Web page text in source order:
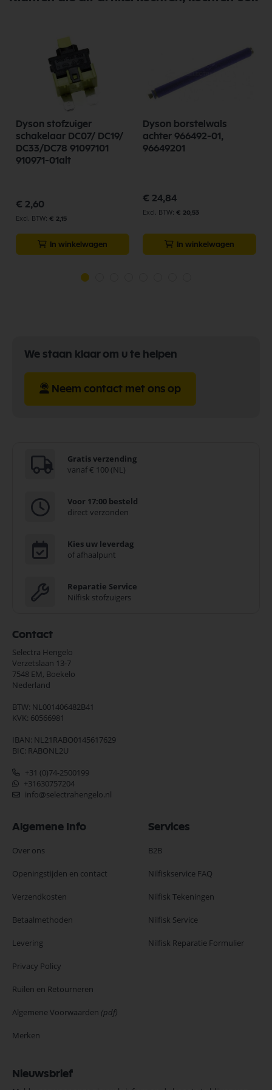
Dyson stofzuiger
schakelaar DC07/ DC19/
DC33/DC78 91097101
910971-01alt
€ 2,60
€ 2,15
In winkelwagen
Dyson borstelwals
achter 966492-01,
96649201
€ 24,84
€ 20,53
In winkelwagen
We staan klaar om u te helpen
Neem contact met ons op
Gratis verzending
vanaf € 100 (NL)
Voor 17:00 besteld
direct verzonden
Kies uw leverdag
of afhaalpunt
Reparatie Service
Nilfisk stofzuigers
Contact
Selectra Hengelo
Verzetslaan 13-7
7548 EM, Boekelo
Nederland
BTW: NL001406482B41
KVK: 60566981
IBAN: NL21RABO0145617629
BIC: RABONL2U
+31 (0)74-2500199
+31630757204
info@selectrahengelo.nl
Algemene Info
Over ons
Openingstijden en contact
Verzendkosten
Betaalmethoden
Levering
Privacy Policy
Ruilen en Retourneren
Algemene Voorwaarden (pdf)
Merken
Services
B2B
Nilfiskservice FAQ
Nilfisk Tekeningen
Nilfisk Service
Nilfisk Reparatie Formulier
Nieuwsbrief